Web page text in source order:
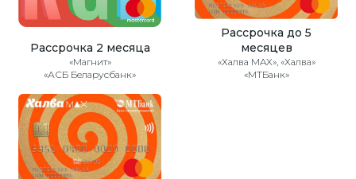
Рассрочка 2 месяца
«Магнит»
«АСБ Беларусбанк»
Рассрочка до 5
месяцев
«Халва MAX», «Халва»
«МТБанк»